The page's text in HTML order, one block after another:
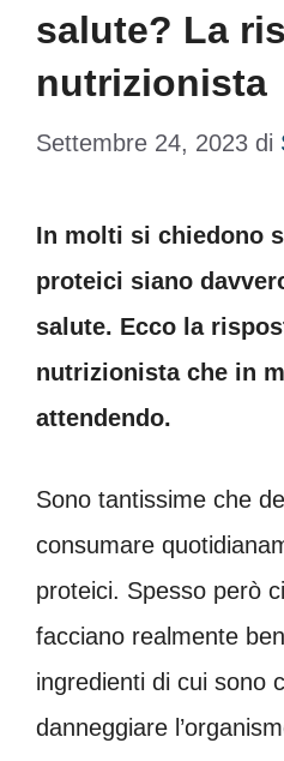
salute? La
nutrizionista
Settembre 24, 2023 di
In molti si chiedono
proteici siano
salute. Ecco la
nutrizionista che in
attendendo.
Sono tantissime che
consumare
proteici. Spesso però
facciano realmente
ingredienti di cui sono
danneggiare